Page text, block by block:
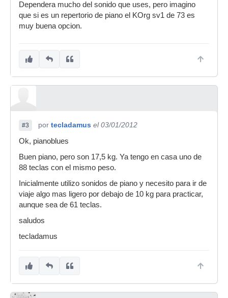
Dependera mucho del sonido que uses, pero imagino
que si es un repertorio de piano el KOrg sv1 de 73 es
muy buena opcion.
#3 por tecladamus el 03/01/2012
Ok, pianoblues
Buen piano, pero son 17,5 kg. Ya tengo en casa uno de
88 teclas con el mismo peso.
Inicialmente utilizo sonidos de piano y necesito para ir de
viaje algo mas ligero por debajo de 10 kg para practicar,
aunque sea de 61 teclas.
saludos
tecladamus